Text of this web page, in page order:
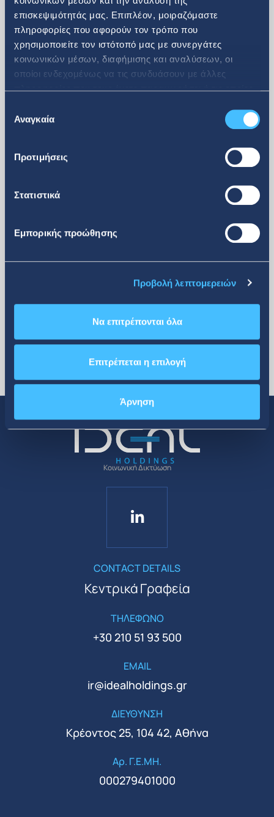
επισκεψιμότητάς μας. Επιπλέον, μοιραζόμαστε
πληροφορίες που αφορούν τον τρόπο που
χρησιμοποιείτε τον ιστότοπό μας με συνεργάτες
κοινωνικών μέσων, διαφήμισης και αναλύσεων, οι
οποίοι ενδεχομένως να τις συνδυάσουν με άλλες
πληροφορίες που τους έχετε παραχωρήσει ή τις οποίες
των υπηρεσιών τους.
συγκατάθεσης
Αναγκαία
Προτιμήσεις
Στατιστικά
Εμπορικής προώθησης
Προβολή λεπτομερειών
Να επιτρέπονται όλα
Επιτρέπεται η επιλογή
Άρνηση
08. 07. 2026
Ανακοίνωση αγοράς ιδίων
μετοχών
Κοινωνική Δικτύωση
CONTACT DETAILS
Κεντρικά Γραφεία
ΤΗΛΕΦΩΝΟ
+30 210 51 93 500
EMAIL
ir@idealholdings.gr
ΔΙΕΥΘΥΝΣΗ
Κρέοντος 25, 104 42, Αθήνα
Αρ. Γ.Ε.ΜΗ.
000279401000